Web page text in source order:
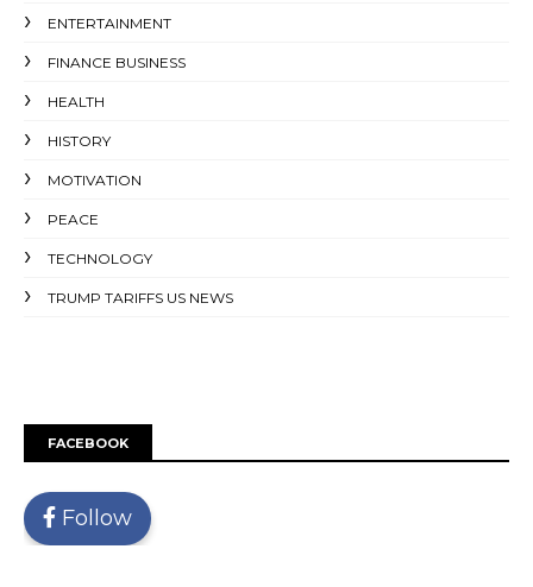
ENTERTAINMENT
FINANCE BUSINESS
HEALTH
HISTORY
MOTIVATION
PEACE
TECHNOLOGY
TRUMP TARIFFS US NEWS
FACEBOOK
Follow